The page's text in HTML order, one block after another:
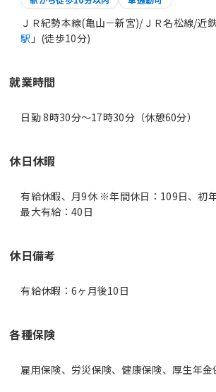
ＪＲ紀勢本線(亀山－新宮)/ＪＲ名松線/近
駅 」(徒歩10分)
就業時間
日勤 8時30分〜17時30分（休憩60分）
休日休暇
有給休暇、月9休 ※年間休日：109日、初年
最大有給：40日
休日備考
有給休暇：6ヶ月後10日
各種保険
雇用保険、労災保険、健康保険、厚生年金